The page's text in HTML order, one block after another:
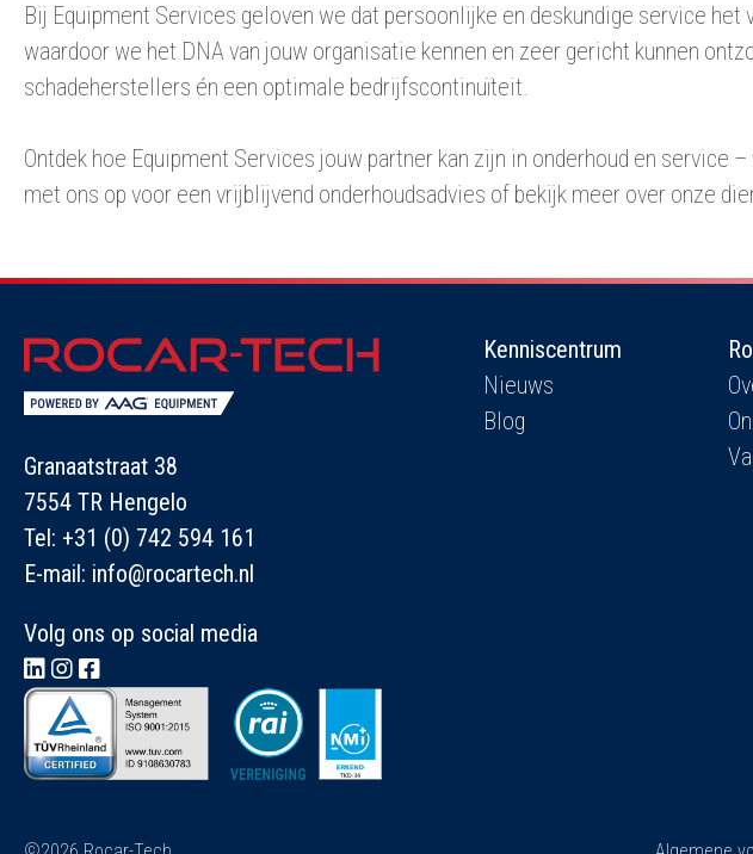
Bij Equipment Services geloven we dat persoonlijke en deskundige service
waardoor we het DNA van jouw organisatie kennen en zeer gericht kunnen
schadeherstellers én een optimale bedrijfscontinuïteit.
Ontdek hoe Equipment Services jouw partner kan zijn in onderhoud en
met ons op voor een vrijblijvend onderhoudsadvies of bekijk meer over onze
Granaatstraat 38
7554 TR Hengelo
Tel: +31 (0) 742 594 161
E-mail: info@rocartech.nl
Volg ons op social media
Kenniscentrum
Nieuws
Blog